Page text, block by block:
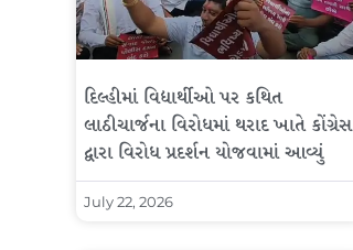
દિલ્હીમાં વિદ્યાર્થીઓ પર કથિત
લાઠીચાર્જના વિરોધમાં થરાદ ખાતે કોંગ્રેસ
દ્વારા વિરોધ પ્રદર્શન યોજવામાં આવ્યું
July 22, 2026